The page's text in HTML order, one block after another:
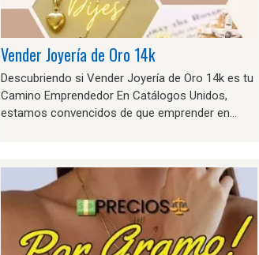
Vender Joyería de Oro 14k
Descubriendo si Vender Joyería de Oro 14k es tu
Camino Emprendedor En Catálogos Unidos,
estamos convencidos de que emprender en…